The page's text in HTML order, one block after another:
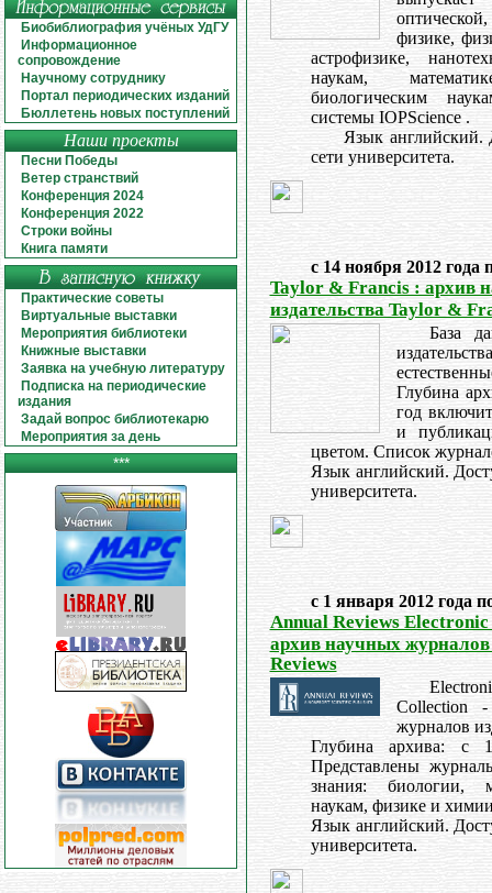
Биобиблиография учёных УдГУ
Информационное
сопровождение
Научному сотруднику
Портал периодических изданий
Бюллетень новых поступлений
Наши проекты
Песни Победы
Ветер странствий
Конференция 2024
Конференция 2022
Строки войны
Книга памяти
Практические советы
Виртуальные выставки
Мероприятия библиотеки
Книжные выставки
Заявка на учебную литературу
Подписка на периодические
издания
Задай вопрос библиотекарю
Мероприятия за день
***
физике,
астрофизике,
наукам,
биологическим
системы IOPScience .
Язык английский.
сети университета.
с 14 ноября 2012 года
Taylor & Francis : архив
издательства Taylor &
База
Глубина
год
и
цветом. Список
Язык английский.
университета.
с 1 января 2012 года
Annual Reviews
архив научных журналов
Reviews
Collection
журналов
Глубина архива: c
Представлены
знания: биологии,
наукам, физике и
Язык английский.
университета.